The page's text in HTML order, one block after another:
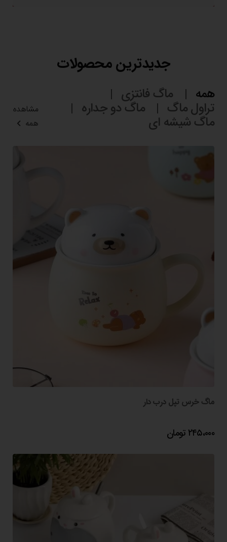
جدیدترین محصولات
همه ماگ فانتزی
تراول ماگ ماگ دو جداره
ماگ شیشه ای
مشاهده
همه
ماگ خرس تپل درب دار
۲۴۵،۰۰۰ تومان